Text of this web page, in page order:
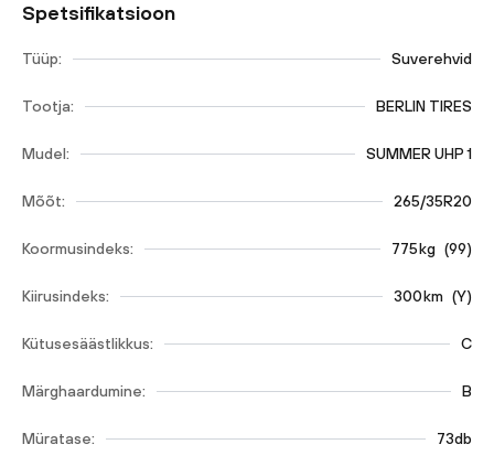
Spetsifikatsioon
Tüüp: Suverehvid
Tootja: BERLIN TIRES
Mudel: SUMMER UHP 1
Mõõt: 265/35R20
Koormusindeks: 775kg (99)
Kiirusindeks: 300km (Y)
Kütusesäästlikkus: C
Märghaardumine: B
Müratase: 73db